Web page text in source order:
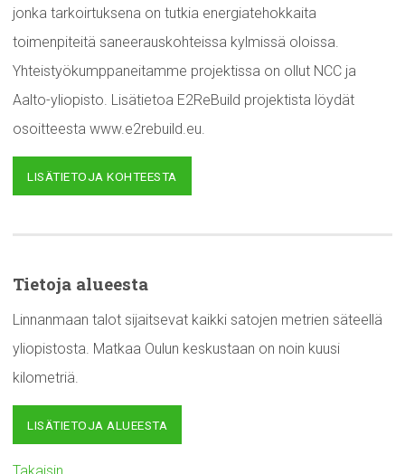
jonka tarkoirtuksena on tutkia energiatehokkaita
toimenpiteitä saneerauskohteissa kylmissä oloissa.
Yhteistyökumppaneitamme projektissa on ollut NCC ja
Aalto-yliopisto. Lisätietoa E2ReBuild projektista löydät
osoitteesta www.e2rebuild.eu.
LISÄTIETOJA KOHTEESTA
Tietoja alueesta
Linnanmaan talot sijaitsevat kaikki satojen metrien säteellä
yliopistosta. Matkaa Oulun keskustaan on noin kuusi
kilometriä.
LISÄTIETOJA ALUEESTA